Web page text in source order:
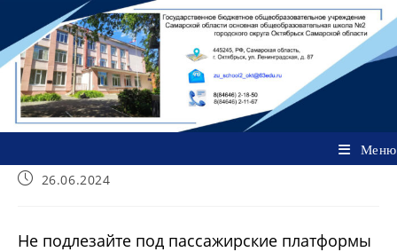
содержимому
Меню
Запись26.06.2024
Не подлезайте под пассажирские платформы